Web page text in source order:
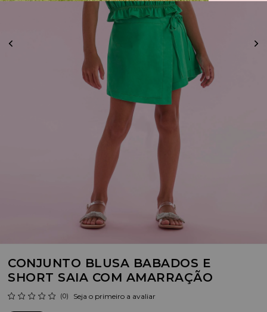
CONJUNTO BLUSA BABADOS E
SHORT SAIA COM AMARRAÇÃO
(0) Seja o primeiro a avaliar